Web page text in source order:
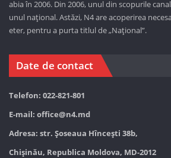
abia în 2006. Din 2006, unul din scopurile
unul național. Astăzi, N4 are acoperirea
eter, pentru a purta titlul de „Național”.
Date de contact
Telefon: 022-821-801
E-mail: office@n4.md
Adresa: str. Șoseaua Hînceşti 38b,
Chișinău, Republica Moldova, MD-2012